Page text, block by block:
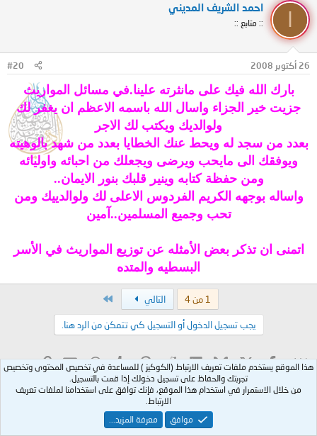
احمد الشريف المديني
:: متابع ::
26 أكتوبر 2008 #20
بارك الله فيك على مانثرته علينا.في مسائل المواريث
جزيت خير الجزاء واسال الله باسمه الاعظم ان يغفر لك
ولوالديك ويكتب لك الاجر
بعدد من سجد له ويحط عنك الخطايا بعدد من شهد بالوهيته
ويوفقك الى مايحب ويرضى ويجعلك من احبائه واوليائه
ومن حفظة كتابه وينير قلبك بنور الايمان..
واساله بوجهه الكريم الفردوس الاعلى لك ولوالدييك ومن
تحب وجميع المسلمين..آمين
اتمنى ان تذكر بعض الأمثله عن توزيع المواريث في الأسر
البسطيه والمتده
1 من 4 التالي
يجب تسجيل الدخول أو التسجيل كي تتمكن من الرد هنا.
شارك: فيسبوك
X
Bluesky
LinkedIn
Reddit
Pinterest
Tumblr
WhatsApp
البريدالرابط
ملتقى فقه المواريث، وقسمة التركات
هذا الموقع يستخدم ملفات تعريف الارتباط (الكوكيز ) للمساعدة في تخصيص المحتوى وتخصيص
تجربتك والحفاظ على تسجيل دخولك إذا قمت بالتسجيل.
من خلال الاستمرار في استخدام هذا الموقع، فإنك توافق على استخدامنا لملفات تعريف
الارتباط.
موافق
معرفة المزيد...